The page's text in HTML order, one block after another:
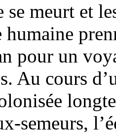
se meurt et
humaine
pour un
Au cours
semeurs,